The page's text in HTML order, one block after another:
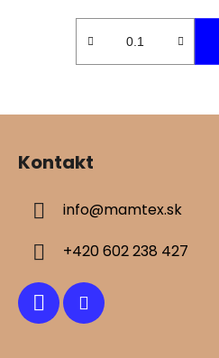
Kontakt
info@mamtex.sk
+420 602 238 427